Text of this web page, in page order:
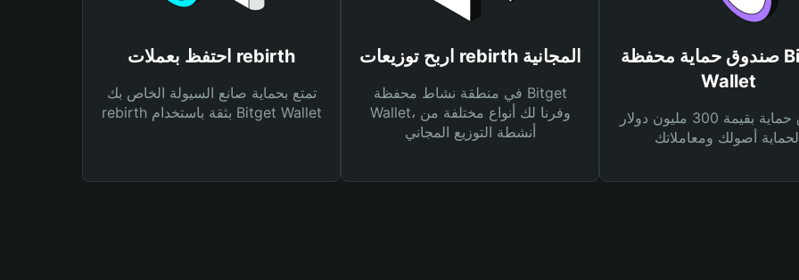
احتفظ بعملات rebirth
تمتع بحماية صانع السيولة الخاص بك
rebirth بثقة باستخدام Bitget Wallet
اربح توزيعات rebirth المجانية
في منطقة نشاط محفظة Bitget
Wallet، وفرنا لك أنواع مختلفة من
أنشطة التوزيع المجاني
صندوق حماية محفظة Bitget
Wallet
صندوق حماية بقيمة 300 مليون دولار